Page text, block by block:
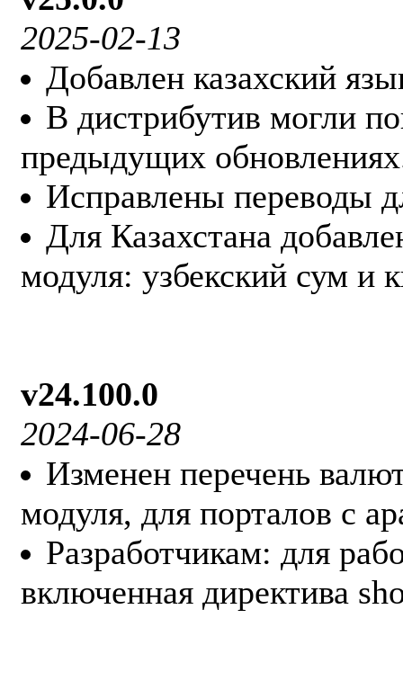
2025-02-13
Добавлен казахский
В дистрибутив могли
предыдущих
Исправлены переводы
Для Казахстана
модуля: узбекский сум и
v24.100.0
2024-06-28
Изменен перечень
модуля, для порталов с
Разработчикам: для
включенная директива